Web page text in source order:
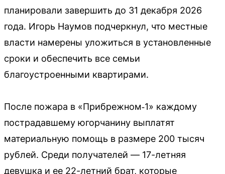
планировали завершить до 31 декабря 2026
года. Игорь Наумов подчеркнул, что местные
власти намерены уложиться в установленные
сроки и обеспечить все семьи
благоустроенными квартирами.
После пожара в «Прибрежном‑1» каждому
пострадавшему югорчанину выплатят
материальную помощь в размере 200 тысяч
рублей. Среди получателей — 17-летняя
девушка и ее 22-летний брат, которые